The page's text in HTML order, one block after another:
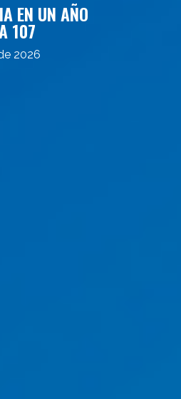
EN UN AÑO
107
2026